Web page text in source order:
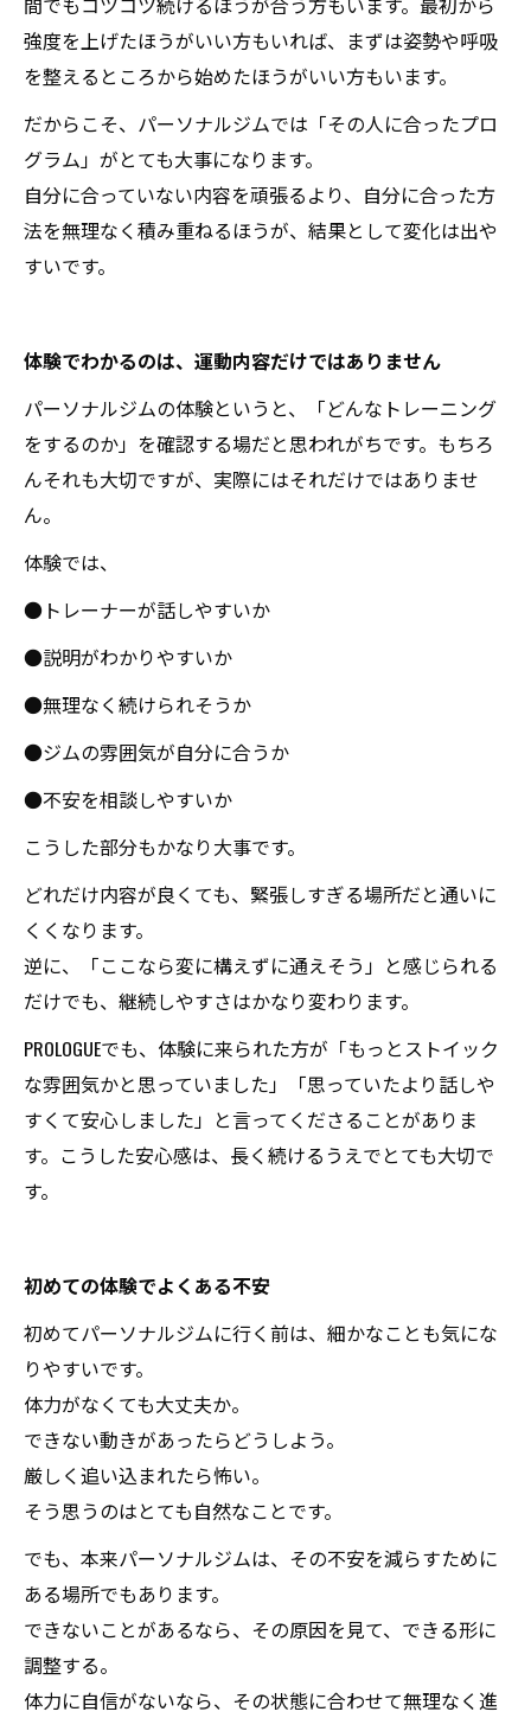
強度を上げたほうがいい方もいれば、まずは姿勢や呼吸
を整えるところから始めたほうがいい方もいます。
だからこそ、パーソナルジムでは「その人に合ったプロ
グラム」がとても大事になります。
自分に合っていない内容を頑張るより、自分に合った方
法を無理なく積み重ねるほうが、結果として変化は出や
すいです。
体験でわかるのは、運動内容だけではありません
パーソナルジムの体験というと、「どんなトレーニング
をするのか」を確認する場だと思われがちです。もちろ
んそれも大切ですが、実際にはそれだけではありませ
ん。
体験では、
●トレーナーが話しやすいか
●説明がわかりやすいか
●無理なく続けられそうか
●ジムの雰囲気が自分に合うか
●不安を相談しやすいか
こうした部分もかなり大事です。
どれだけ内容が良くても、緊張しすぎる場所だと通いに
くくなります。
逆に、「ここなら変に構えずに通えそう」と感じられる
だけでも、継続しやすさはかなり変わります。
PROLOGUEでも、体験に来られた方が「もっとストイック
な雰囲気かと思っていました」「思っていたより話しや
すくて安心しました」と言ってくださることがありま
す。こうした安心感は、長く続けるうえでとても大切で
す。
初めての体験でよくある不安
初めてパーソナルジムに行く前は、細かなことも気にな
りやすいです。
体力がなくても大丈夫か。
できない動きがあったらどうしよう。
厳しく追い込まれたら怖い。
そう思うのはとても自然なことです。
でも、本来パーソナルジムは、その不安を減らすために
ある場所でもあります。
できないことがあるなら、その原因を見て、できる形に
調整する。
体力に自信がないなら、その状態に合わせて無理なく進